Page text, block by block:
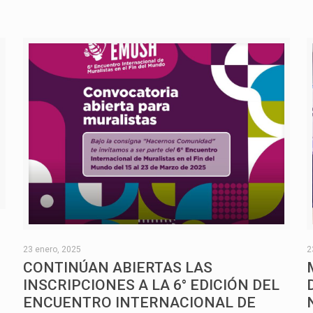
23 enero, 2025
CONTINÚAN ABIERTAS LAS
INSCRIPCIONES A LA 6° EDICIÓN DEL
ENCUENTRO INTERNACIONAL DE